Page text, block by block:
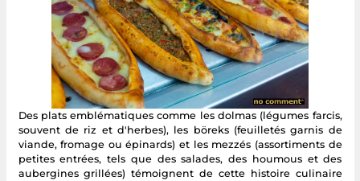
Des plats emblématiques comme les dolmas (légumes farcis,
souvent de riz et d'herbes), les böreks (feuilletés garnis de
viande, fromage ou épinards) et les mezzés (assortiments de
petites entrées, tels que des salades, des houmous et des
aubergines grillées) témoignent de cette histoire culinaire